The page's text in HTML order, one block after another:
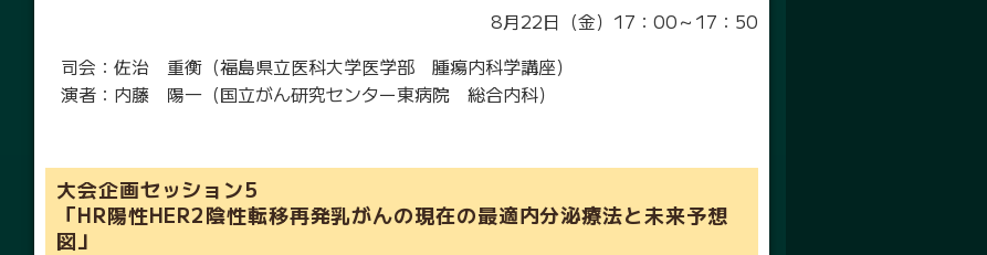
8月22日（金）17：00～17：50
司会：佐治 重衡（福島県立医科大学医学部 腫瘍内科学講座）
演者：内藤 陽一（国立がん研究センター東病院 総合内科）
大会企画セッション5
「HR陽性HER2陰性転移再発乳がんの現在の最適内分泌療法と未来予想
図」